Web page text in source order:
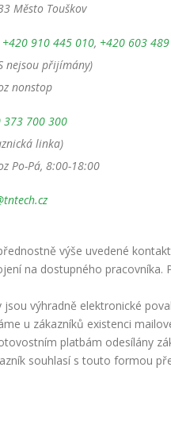
Město Touškov
+420 910 445 010, +420 603
nejsou přijímány)
nonstop
373 700 300
linka)
Po-Pá, 8:00-18:00
výše uvedené
na dostupného pracovníka.
jsou výhradně elektronické
u zákazníků existenci
platbám odesílány
souhlasí s touto formou